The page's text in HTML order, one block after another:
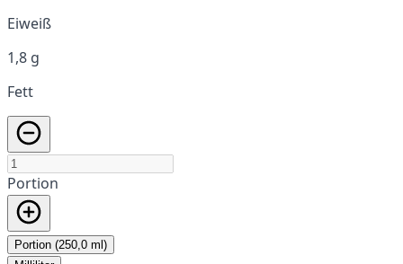
Eiweiß
1,8 g
Fett
Portion
Portion (250,0 ml)